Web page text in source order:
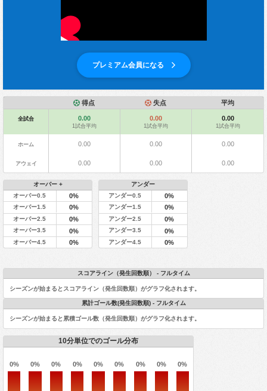
プレミアム会員になる
得点 失点 平均
全試合 0.00
1試合平均
0.00
1試合平均
0.00
1試合平均
ホーム 0.00 0.00 0.00
アウェイ 0.00 0.00 0.00
オーバー +
オーバー0.5
0%
オーバー1.5 0%
オーバー2.5 0%
オーバー3.5 0%
オーバー4.5 0%
アンダー
アンダー0.5
0%
アンダー1.5 0%
アンダー2.5 0%
アンダー3.5 0%
アンダー4.5 0%
スコアライン（発生回数順） - フルタイム
シーズンが始まるとスコアライン（発生回数順）がグラフ化されます。
累計ゴール数(発生回数順) - フルタイム
シーズンが始まると累積ゴール数（発生回数順）がグラフ化されます。
10分単位でのゴール分布
0% 0% 0% 0% 0% 0% 0% 0% 0%